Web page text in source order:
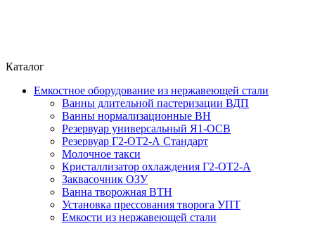
Каталог
Емкостное оборудование из нержавеющей стали
Ванны длительной пастеризации ВДП
Ванны нормализационные ВН
Резервуар универсальный Я1-ОСВ
Резервуар Г2-ОТ2-А Стандарт
Молочное такси
Кристаллизатор охлаждения Г2-ОТ2-А
Заквасочник ОЗУ
Ванна творожная ВТН
Установка прессования творога УПТ
Емкости из нержавеющей стали